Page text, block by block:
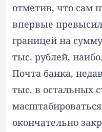
отметив, что сам
впервые превысил
границей на
тыс. рублей,
Почта банка,
тыс. в остальных
окончательно